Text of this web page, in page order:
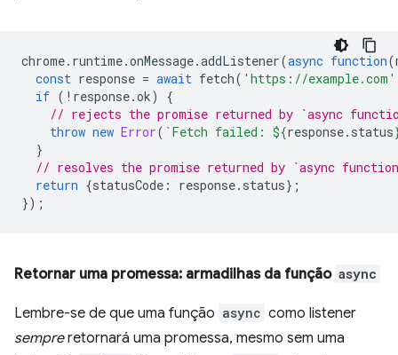
chrome. runtime.onMessage.addListener(async function(
const response = await fetch( 'https://example.com'
if ( ! response.ok)
{
// rejects the promise returned by `async
throw new Error( `Fetch failed: ${response. status
}
// resolves the promise returned by `async
return {statusCode : response. status};
});
Retornar uma promessa: armadilhas da função async
Lembre-se de que uma função async como listener
sempreretornará uma promessa, mesmo sem uma